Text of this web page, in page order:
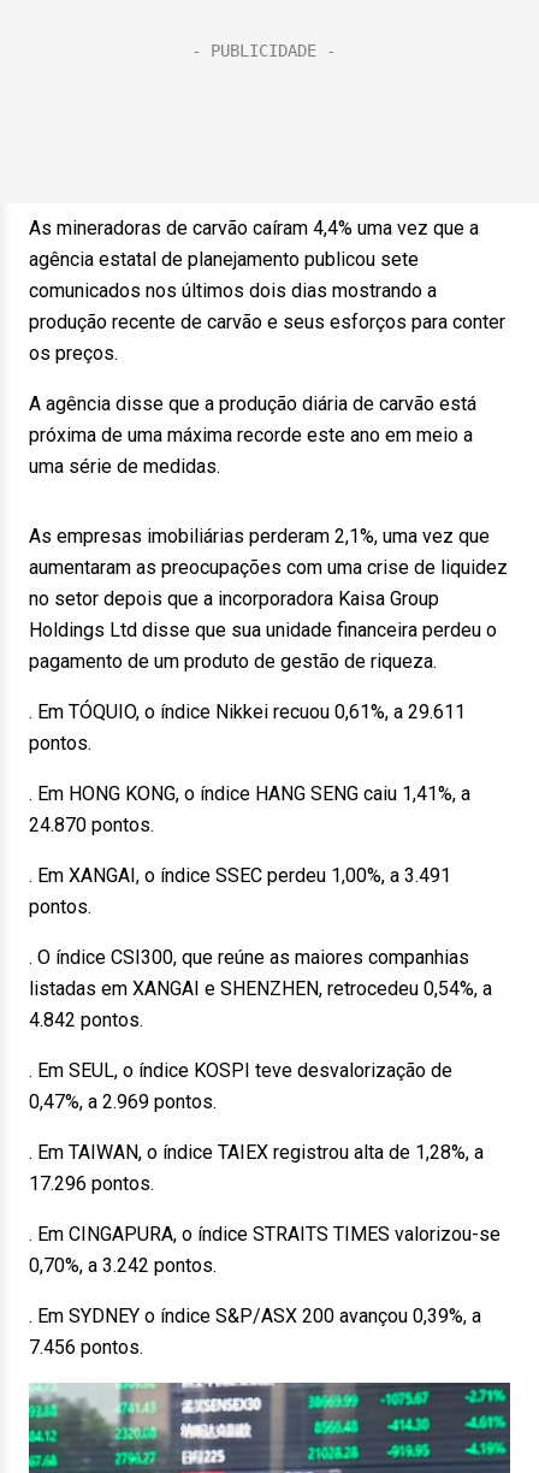
As mineradoras de carvão caíram 4,4% uma vez que a
agência estatal de planejamento publicou sete
comunicados nos últimos dois dias mostrando a
produção recente de carvão e seus esforços para conter
os preços.
A agência disse que a produção diária de carvão está
próxima de uma máxima recorde este ano em meio a
uma série de medidas.
As empresas imobiliárias perderam 2,1%, uma vez que
aumentaram as preocupações com uma crise de liquidez
no setor depois que a incorporadora Kaisa Group
Holdings Ltd disse que sua unidade financeira perdeu o
pagamento de um produto de gestão de riqueza.
. Em TÓQUIO, o índice Nikkei recuou 0,61%, a 29.611
pontos.
. Em HONG KONG, o índice HANG SENG caiu 1,41%, a
24.870 pontos.
. Em XANGAI, o índice SSEC perdeu 1,00%, a 3.491
pontos.
. O índice CSI300, que reúne as maiores companhias
listadas em XANGAI e SHENZHEN, retrocedeu 0,54%, a
4.842 pontos.
. Em SEUL, o índice KOSPI teve desvalorização de
0,47%, a 2.969 pontos.
. Em TAIWAN, o índice TAIEX registrou alta de 1,28%, a
17.296 pontos.
. Em CINGAPURA, o índice STRAITS TIMES valorizou-se
0,70%, a 3.242 pontos.
. Em SYDNEY o índice S&P/ASX 200 avançou 0,39%, a
7.456 pontos.